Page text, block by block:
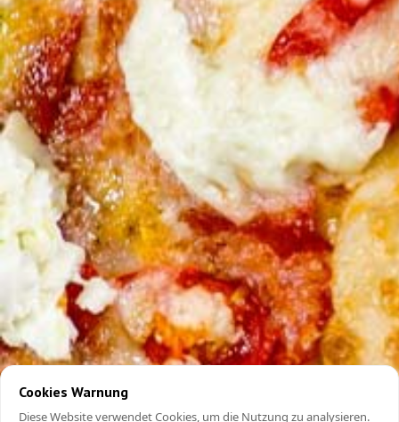
Cookies Warnung
Diese Website verwendet Cookies, um die Nutzung zu analysieren.